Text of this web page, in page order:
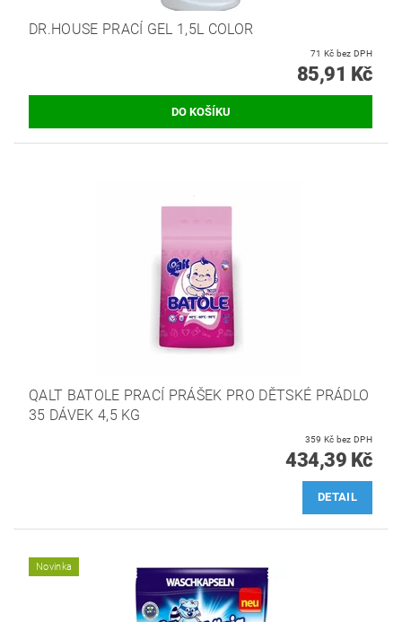
DR.HOUSE PRACÍ GEL 1,5L COLOR
71 Kč bez DPH
85,91 Kč
QALT BATOLE PRACÍ PRÁŠEK PRO DĚTSKÉ PRÁDLO
35 DÁVEK 4,5 KG
359 Kč bez DPH
434,39 Kč
DETAIL
Novinka